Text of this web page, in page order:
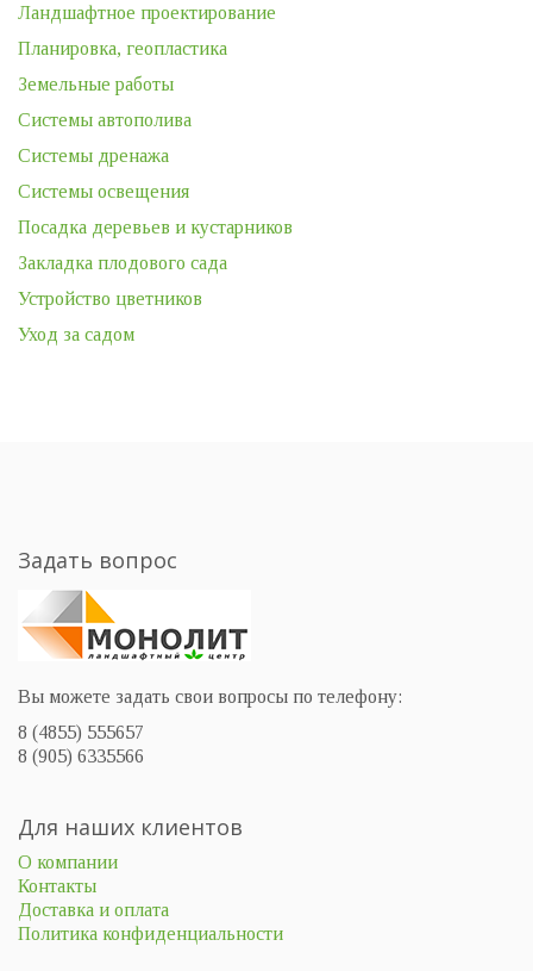
Ландшафтное проектирование
Планировка, геопластика
Земельные работы
Системы автополива
Системы дренажа
Системы освещения
Посадка деревьев и кустарников
Закладка плодового сада
Устройство цветников
Уход за садом
Задать вопрос
Вы можете задать свои вопросы по телефону:
8 (4855) 555657
8 (905) 6335566
Для наших клиентов
О компании
Контакты
Доставка и оплата
Политика конфиденциальности